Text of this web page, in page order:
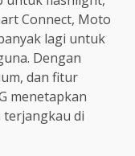
Connect, Moto
lagi untuk
Dengan
dan fitur
menetapkan
terjangkau di